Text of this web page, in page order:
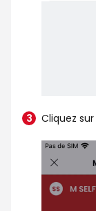
Cliquez sur